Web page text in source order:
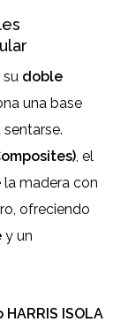
doble
una base
, el
madera con
ofreciendo
y un
HARRIS ISOLA